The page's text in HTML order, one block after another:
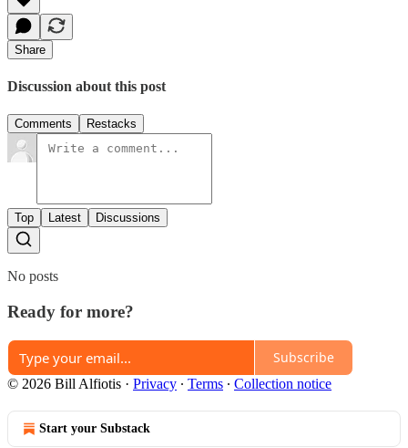
Share
Discussion about this post
Comments Restacks
Top Latest Discussions
No posts
Ready for more?
Subscribe
© 2026 Bill Alfiotis · Privacy ∙ Terms ∙ Collection notice
Start your Substack